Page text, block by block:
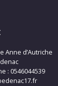
Anne d’Autriche
: 0546044539